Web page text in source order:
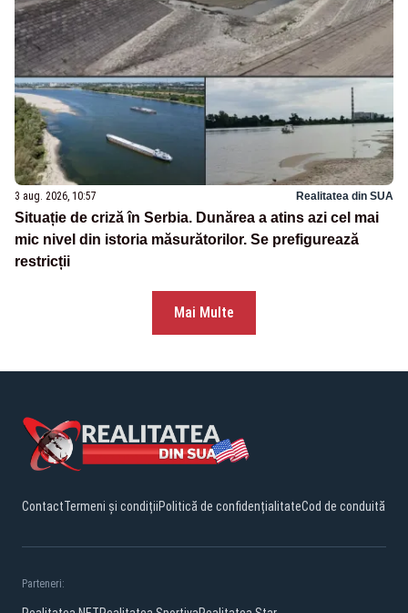
3 aug. 2026, 10:57 Realitatea din SUA
Situație de criză în Serbia. Dunărea a atins azi cel mai
mic nivel din istoria măsurătorilor. Se prefigurează
restricții
Mai Multe
ContactTermeni și condițiiPolitică de confidențialitateCod de conduită
Parteneri: